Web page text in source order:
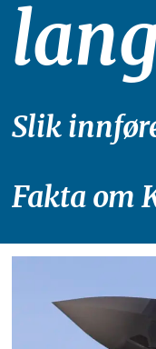
Slik
Fakta om